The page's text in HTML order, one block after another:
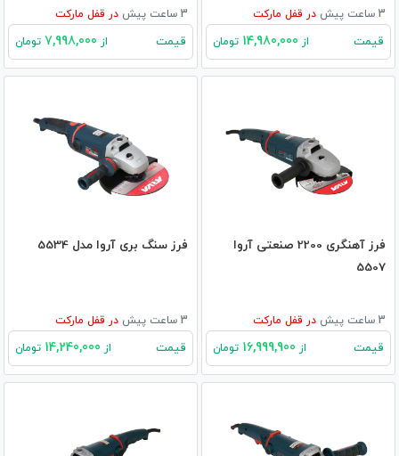
3 ساعت پیش در قفل مارکت
قیمت از تومان
3 ساعت پیش در قفل مارکت
قیمت از تومان
فرز آهنگری 2200 صنعتی آروا
5507
3 ساعت پیش در قفل مارکت
قیمت از تومان
فرز سنگ بری آروا مدل 5534
3 ساعت پیش در قفل مارکت
قیمت از تومان